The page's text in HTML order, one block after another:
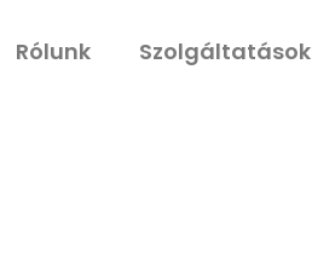
Rólunk
Szolgáltatások